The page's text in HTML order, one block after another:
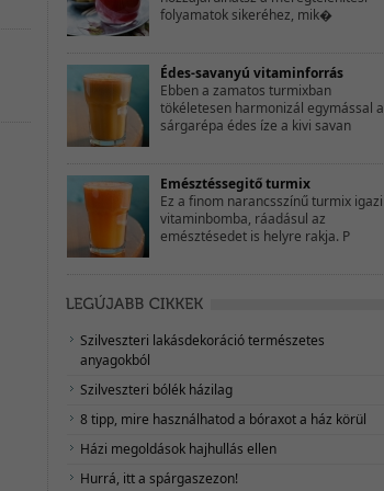
folyamatok sikeréhez, mik�
Édes-savanyú vitaminforrás
Ebben a zamatos turmixban
tökéletesen harmonizál egymással a
sárgarépa édes íze a kivi savan
Emésztéssegitő turmix
Ez a finom narancsszínű turmix igazi
vitaminbomba, ráadásul az
emésztésedet is helyre rakja. P
Szilveszteri lakásdekoráció természetes
anyagokból
Szilveszteri bólék házilag
8 tipp, mire használhatod a bóraxot a ház körül
Házi megoldások hajhullás ellen
Hurrá, itt a spárgaszezon!